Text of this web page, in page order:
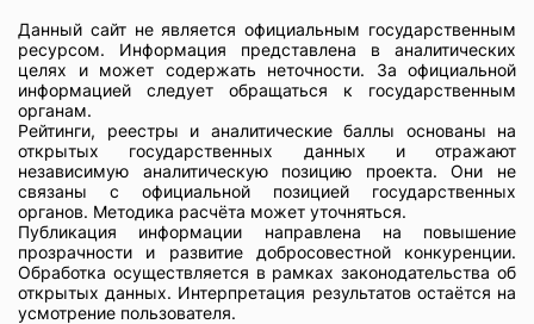
Данный сайт не является официальным государственным
ресурсом. Информация представлена в аналитических
целях и может содержать неточности. За официальной
информацией следует обращаться к государственным
органам.
Рейтинги, реестры и аналитические баллы основаны на
открытых государственных данных и отражают
независимую аналитическую позицию проекта. Они не
связаны с официальной позицией государственных
органов. Методика расчёта может уточняться.
Публикация информации направлена на повышение
прозрачности и развитие добросовестной конкуренции.
Обработка осуществляется в рамках законодательства об
открытых данных. Интерпретация результатов остаётся на
усмотрение пользователя.